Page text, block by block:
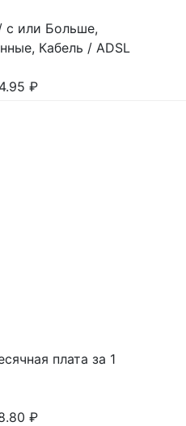
с или Больше,
Кабель / ADSL
₽
плата за 1
₽